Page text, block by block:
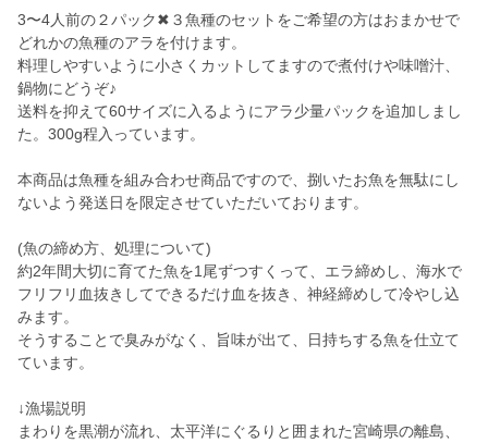
3〜4人前の２パック✖︎３魚種のセットをご希望の方はおまかせで
どれかの魚種のアラを付けます。
料理しやすいように小さくカットしてますので煮付けや味噌汁、
鍋物にどうぞ♪
送料を抑えて60サイズに入るようにアラ少量パックを追加しまし
た。300g程入っています。
本商品は魚種を組み合わせ商品ですので、捌いたお魚を無駄にし
ないよう発送日を限定させていただいております。
(魚の締め方、処理について)
約2年間大切に育てた魚を1尾ずつすくって、エラ締めし、海水で
フリフリ血抜きしてできるだけ血を抜き、神経締めして冷やし込
みます。
そうすることで臭みがなく、旨味が出て、日持ちする魚を仕立て
ています。
↓漁場説明
まわりを黒潮が流れ、太平洋にぐるりと囲まれた宮崎県の離島、